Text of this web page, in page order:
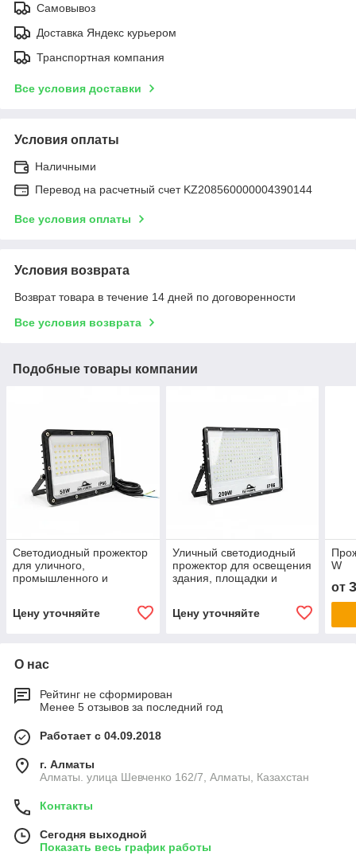
Самовывоз
Доставка Яндекс курьером
Транспортная компания
Все условия доставки
Условия оплаты
Наличными
Перевод на расчетный счет KZ208560000004390144
Все условия оплаты
Условия возврата
Возврат товара в течение 14 дней по договоренности
Все условия возврата
Подобные товары компании
Светодиодный прожектор
для уличного,
промышленного и
Цену уточняйте
Уличный светодиодный
прожектор для освещения
здания, площадки и
Цену уточняйте
W
от
О нас
Рейтинг не сформирован
Менее 5 отзывов за последний год
Работает с 04.09.2018
г. Алматы
Алматы. улица Шевченко 162/7, Алматы, Казахстан
Контакты
Сегодня выходной
Показать весь график работы